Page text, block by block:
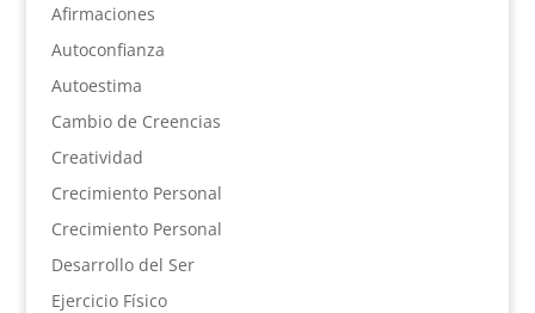
Afirmaciones
Autoconfianza
Autoestima
Cambio de Creencias
Creatividad
Crecimiento Personal
Crecimiento Personal
Desarrollo del Ser
Ejercicio Físico